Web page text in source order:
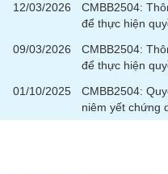
12/03/2026
CMBB2504:
để thực hiện
09/03/2026
CMBB2504:
để thực hiện
01/10/2025
CMBB2504:
niêm yết chứng